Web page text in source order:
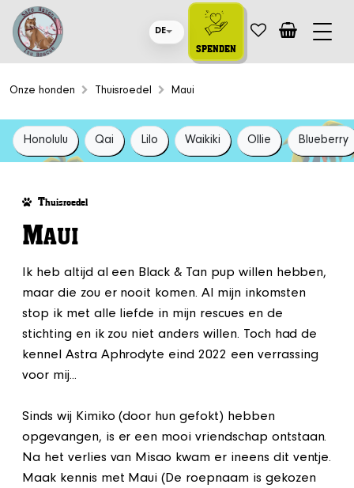
DE
SPENDEN
Onze honden Thuisroedel Maui
Honolulu Qai Lilo Waikiki Ollie Blueberry
Thuisroedel
MAUI
Ik heb altijd al een Black & Tan pup willen hebben,
maar die zou er nooit komen. Al mijn inkomsten
stop ik met alle liefde in mijn rescues en de
stichting en ik zou niet anders willen. Toch had de
kennel Astra Aphrodyte eind 2022 een verrassing
voor mij...
Sinds wij Kimiko (door hun gefokt) hebben
opgevangen, is er een mooi vriendschap ontstaan.
Na het verlies van Misao kwam er ineens dit ventje.
Maak kennis met Maui (De roepnaam is gekozen